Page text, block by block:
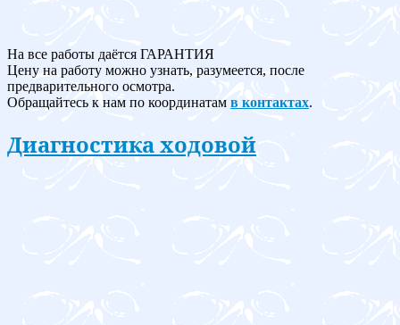
На все работы даётся ГАРАНТИЯ
Цену на работу можно узнать, разумеется, после
предварительного осмотра.
Обращайтесь к нам по координатам в контактах.
Диагностика ходовой